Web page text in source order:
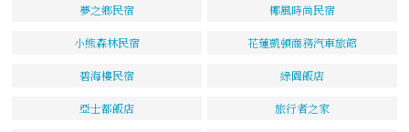
夢之鄉民宿 椰風時尚民宿
小熊森林民宿 花蓮凱頓商務汽車旅館
碧海樓民宿 綠園飯店
亞士都飯店 旅行者之家